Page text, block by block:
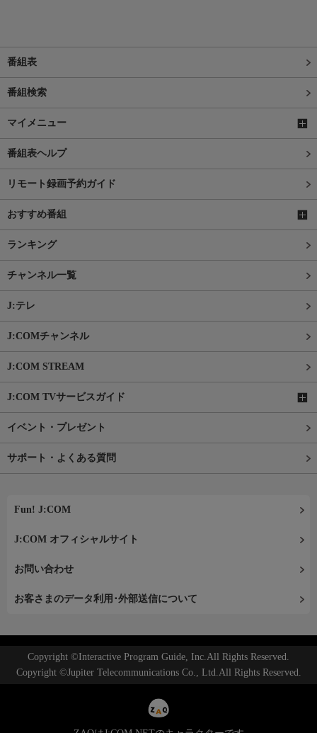
番組表
番組検索
マイメニュー
番組表ヘルプ
リモート録画予約ガイド
おすすめ番組
ランキング
チャンネル一覧
J:テレ
J:COMチャンネル
J:COM STREAM
J:COM TVサービスガイド
イベント・プレゼント
サポート・よくある質問
Fun! J:COM
J:COM オフィシャルサイト
お問い合わせ
お客さまのデータ利用･外部送信について
Copyright ©Interactive Program Guide, Inc.All Rights Reserved.
Copyright ©Jupiter Telecommunications Co., Ltd.All Rights Reserved.